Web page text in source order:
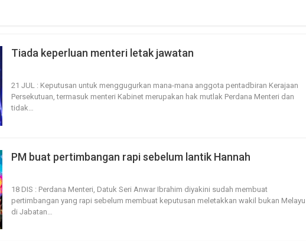
Tiada keperluan menteri letak jawatan
21 JUL : Keputusan untuk menggugurkan mana-mana anggota pentadbiran Kerajaan
Persekutuan, termasuk menteri Kabinet merupakan hak mutlak Perdana Menteri dan
tidak…
PM buat pertimbangan rapi sebelum lantik Hannah
18 DIS : Perdana Menteri, Datuk Seri Anwar Ibrahim diyakini sudah membuat
pertimbangan yang rapi sebelum membuat keputusan meletakkan wakil bukan Melayu
di Jabatan